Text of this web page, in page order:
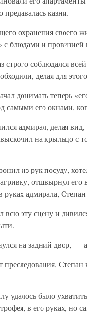
предавалась казни.
охранения своего
с блюдами и провизией
строго соблюдался
делая для
донимать теперь
самыми его окнами,
адмирал, делая
на крыльцо с
из рук посуду,
отшвырнул его
руках адмирала,
всю эту сцену и
на задний двор, —
преследования,
удалось было
в его руках, но